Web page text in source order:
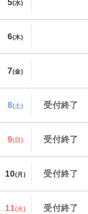
5(水)
6(木)
7(金)
8(土) 受付終了
9(日) 受付終了
10(月) 受付終了
11(火) 受付終了